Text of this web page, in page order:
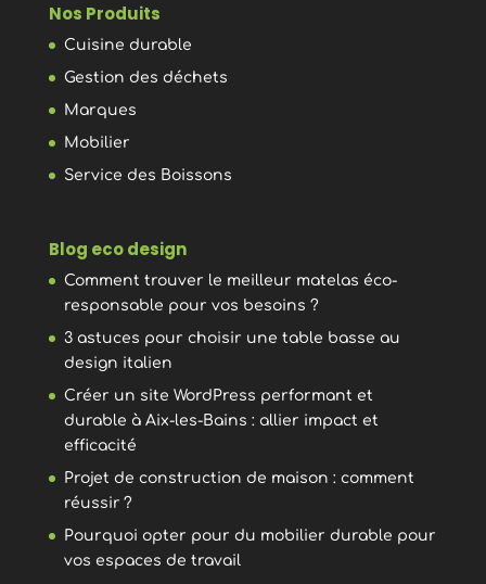
Nos Produits
Cuisine durable
Gestion des déchets
Marques
Mobilier
Service des Boissons
Blog eco design
Comment trouver le meilleur matelas éco-
responsable pour vos besoins ?
3 astuces pour choisir une table basse au
design italien
Créer un site WordPress performant et
durable à Aix-les-Bains : allier impact et
efficacité
Projet de construction de maison : comment
réussir ?
Pourquoi opter pour du mobilier durable pour
vos espaces de travail